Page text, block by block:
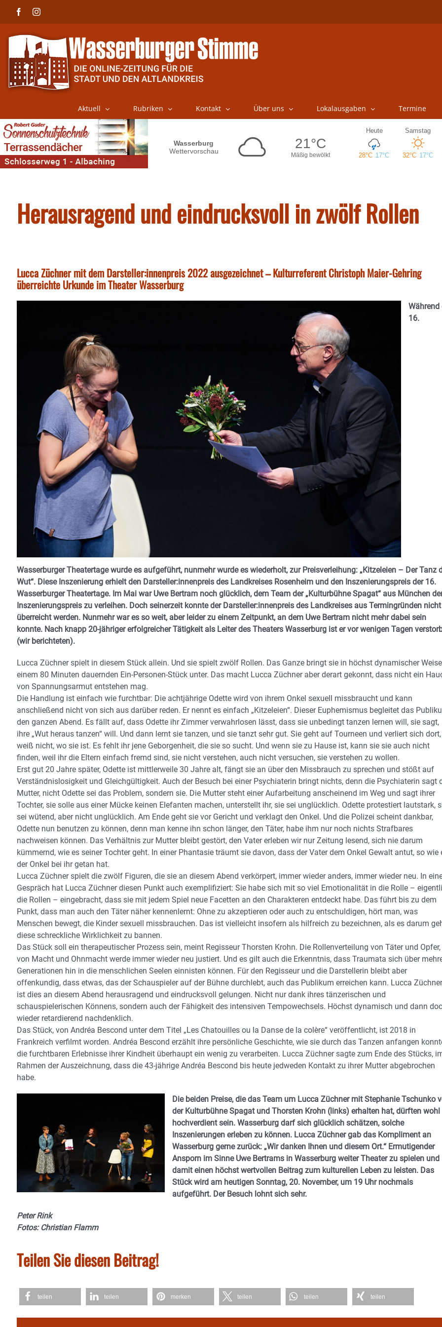
FacebookInstagram
Aktuell Rubriken Kontakt Über uns Lokalausgaben Termine
Herausragend und eindrucksvoll in zwölf Rollen
Lucca Züchner mit dem Darsteller:innenpreis 2022 ausgezeichnet – Kulturreferent Christoph Maier-Gehring
überreichte Urkunde im Theater Wasserburg
Während
16.
Wasserburger Theatertage wurde es aufgeführt, nunmehr wurde es wiederholt, zur Preisverleihung: „Kitzeleien – Der Tanz
Wut“. Diese Inszenierung erhielt den Darsteller:innenpreis des Landkreises Rosenheim und den Inszenierungspreis der 16.
Wasserburger Theatertage. Im Mai war Uwe Bertram noch glücklich, dem Team der „Kulturbühne Spagat“ aus München
Inszenierungspreis zu verleihen. Doch seinerzeit konnte der Darsteller:innenpreis des Landkreises aus Termingründen nicht
überreicht werden. Nunmehr war es so weit, aber leider zu einem Zeitpunkt, an dem Uwe Bertram nicht mehr dabei sein
konnte. Nach knapp 20-jähriger erfolgreicher Tätigkeit als Leiter des Theaters Wasserburg ist er vor wenigen Tagen
(wir berichteten).
Lucca Züchner spielt in diesem Stück allein. Und sie spielt zwölf Rollen. Das Ganze bringt sie in höchst dynamischer
einem 80 Minuten dauernden Ein-Personen-Stück unter. Das macht Lucca Züchner aber derart gekonnt, dass nicht ein
von Spannungsarmut entstehen mag.
Die Handlung ist einfach wie furchtbar: Die achtjährige Odette wird von ihrem Onkel sexuell missbraucht und kann
anschließend nicht von sich aus darüber reden. Er nennt es einfach „Kitzeleien“. Dieser Euphemismus begleitet das
den ganzen Abend. Es fällt auf, dass Odette ihr Zimmer verwahrlosen lässt, dass sie unbedingt tanzen lernen will, sie sagt,
ihre „Wut heraus tanzen“ will. Und dann lernt sie tanzen, und sie tanzt sehr gut. Sie geht auf Tourneen und verliert sich dort,
weiß nicht, wo sie ist. Es fehlt ihr jene Geborgenheit, die sie so sucht. Und wenn sie zu Hause ist, kann sie sie auch nicht
finden, weil ihr die Eltern einfach fremd sind, sie nicht verstehen, auch nicht versuchen, sie verstehen zu wollen.
Erst gut 20 Jahre später, Odette ist mittlerweile 30 Jahre alt, fängt sie an über den Missbrauch zu sprechen und stößt auf
Verständnislosigkeit und Gleichgültigkeit. Auch der Besuch bei einer Psychiaterin bringt nichts, denn die Psychiaterin sagt
Mutter, nicht Odette sei das Problem, sondern sie. Die Mutter steht einer Aufarbeitung anscheinend im Weg und sagt ihrer
Tochter, sie solle aus einer Mücke keinen Elefanten machen, unterstellt ihr, sie sei unglücklich. Odette protestiert lautstark,
sei wütend, aber nicht unglücklich. Am Ende geht sie vor Gericht und verklagt den Onkel. Und die Polizei scheint dankbar,
Odette nun benutzen zu können, denn man kenne ihn schon länger, den Täter, habe ihm nur noch nichts Strafbares
nachweisen können. Das Verhältnis zur Mutter bleibt gestört, den Vater erleben wir nur Zeitung lesend, sich nie darum
kümmernd, wie es seiner Tochter geht. In einer Phantasie träumt sie davon, dass der Vater dem Onkel Gewalt antut, so wie
der Onkel bei ihr getan hat.
Lucca Züchner spielt die zwölf Figuren, die sie an diesem Abend verkörpert, immer wieder anders, immer wieder neu. In
Gespräch hat Lucca Züchner diesen Punkt auch exemplifiziert: Sie habe sich mit so viel Emotionalität in die Rolle –
die Rollen – eingebracht, dass sie mit jedem Spiel neue Facetten an den Charakteren entdeckt habe. Das führt bis zu dem
Punkt, dass man auch den Täter näher kennenlernt: Ohne zu akzeptieren oder auch zu entschuldigen, hört man, was
Menschen bewegt, die Kinder sexuell missbrauchen. Das ist vielleicht insofern als hilfreich zu bezeichnen, als es darum
diese schreckliche Wirklichkeit zu bannen.
Das Stück soll ein therapeutischer Prozess sein, meint Regisseur Thorsten Krohn. Die Rollenverteilung von Täter und Opfer,
von Macht und Ohnmacht werde immer wieder neu justiert. Und es gilt auch die Erkenntnis, dass Traumata sich über
Generationen hin in die menschlichen Seelen einnisten können. Für den Regisseur und die Darstellerin bleibt aber
offenkundig, dass etwas, das der Schauspieler auf der Bühne durchlebt, auch das Publikum erreichen kann. Lucca Züchner
ist dies an diesem Abend herausragend und eindrucksvoll gelungen. Nicht nur dank ihres tänzerischen und
schauspielerischen Könnens, sondern auch der Fähigkeit des intensiven Tempowechsels. Höchst dynamisch und dann
wieder retardierend nachdenklich.
Das Stück, von Andréa Bescond unter dem Titel „Les Chatouilles ou la Danse de la colère“ veröffentlicht, ist 2018 in
Frankreich verfilmt worden. Andréa Bescond erzählt ihre persönliche Geschichte, wie sie durch das Tanzen anfangen
die furchtbaren Erlebnisse ihrer Kindheit überhaupt ein wenig zu verarbeiten. Lucca Züchner sagte zum Ende des Stücks,
Rahmen der Auszeichnung, dass die 43-jährige Andréa Bescond bis heute jedweden Kontakt zu ihrer Mutter abgebrochen
habe.
Die beiden Preise, die das Team um Lucca Züchner mit Stephanie Tschunko
der Kulturbühne Spagat und Thorsten Krohn (links) erhalten hat, dürften wohl
hochverdient sein. Wasserburg darf sich glücklich schätzen, solche
Inszenierungen erleben zu können. Lucca Züchner gab das Kompliment an
Wasserburg gerne zurück: „Wir danken Ihnen und diesem Ort.“ Ermutigender
Ansporn im Sinne Uwe Bertrams in Wasserburg weiter Theater zu spielen und
damit einen höchst wertvollen Beitrag zum kulturellen Leben zu leisten. Das
Stück wird am heutigen Sonntag, 20. November, um 19 Uhr nochmals
aufgeführt. Der Besuch lohnt sich sehr.
Peter Rink
Fotos: Christian Flamm
Teilen Sie diesen Beitrag!
teilen teilen merken teilen teilen teilen